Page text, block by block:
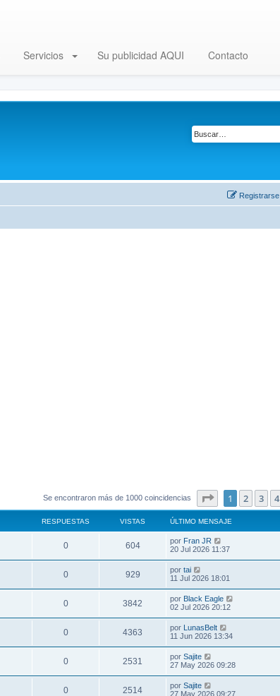
Servicios Su publicidad AQUI Contacto
Registrarse
Se encontraron más de 1000 coincidencias Página1 de 20
1 2 3 4
RESPUESTAS VISTAS ÚLTIMO MENSAJE
0 604 por Fran JR
20 Jul 2026 11:37
0 929 por tai
11 Jul 2026 18:01
0 3842 por Black Eagle
02 Jul 2026 20:12
0 4363 por LunasBelt
11 Jun 2026 13:34
0 2531 por Sajite
27 May 2026 09:28
0 2514 por Sajite
27 May 2026 09:27